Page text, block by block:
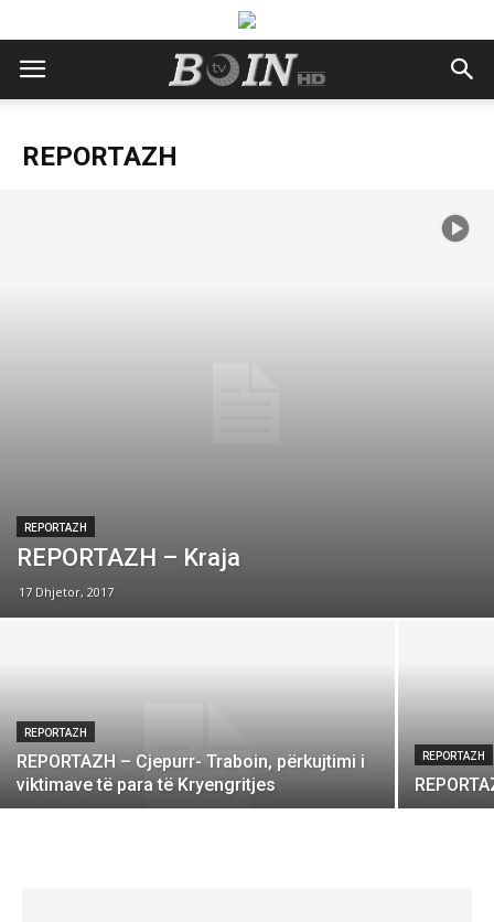
REPORTAZH
REPORTAZH
REPORTAZH – Kraja
17 Dhjetor, 2017
REPORTAZH
REPORTAZH – Cjepurr- Traboin, përkujtimi i
viktimave të para të Kryengritjes
REPORTAZH